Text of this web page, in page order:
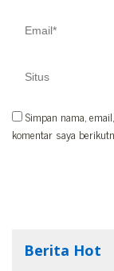
Simpan nama,
komentar saya
Berita Hot